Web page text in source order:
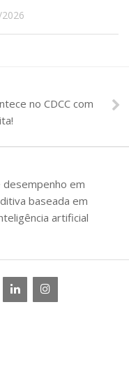
no CDCC com
em
baseada em
artificial